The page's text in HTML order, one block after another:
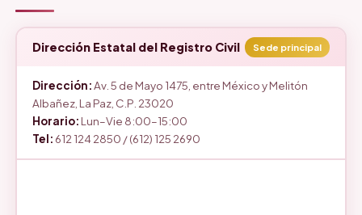
Dirección Estatal del Registro Civil Sede principal
Dirección:Av. 5 de Mayo 1475, entre México y Melitón
Albañez, La Paz, C.P. 23020
Horario: Lun–Vie 8:00–15:00
Tel: 612 124 2850 / (612) 125 2690